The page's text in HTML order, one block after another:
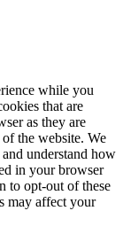
while you
that are
as they are
the website. We
understand how
in your browser
to opt-out of these
may affect your